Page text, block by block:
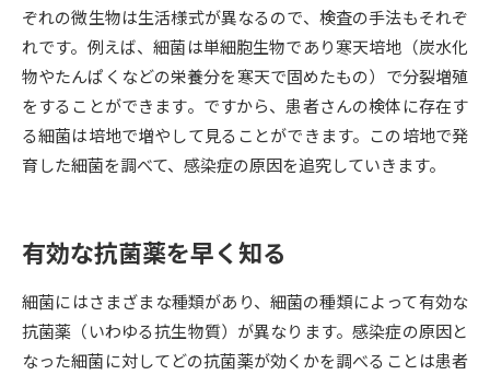
大学で学べる内容や特徴を調べる
新増設大学・学部・学科特集
国際・グローバルに強い大学特
データサイエンス特集 奨学金・特待生制度特集
新学年スタート号特集ページ
新学年スタート号特集ページ
SELFBRAND特集ページ
ぞれの微生物は生活様式が異なるので、検査の手法もそれぞ
れです。例えば、細菌は単細胞生物であり寒天培地（炭水化
物やたんぱくなどの栄養分を寒天で固めたもの）で分裂増殖
をすることができます。ですから、患者さんの検体に存在す
る細菌は培地で増やして見ることができます。この培地で発
育した細菌を調べて、感染症の原因を追究していきます。
有効な抗菌薬を早く知る
細菌にはさまざまな種類があり、細菌の種類によって有効な
抗菌薬（いわゆる抗生物質）が異なります。感染症の原因と
なった細菌に対してどの抗菌薬が効くかを調べることは患者